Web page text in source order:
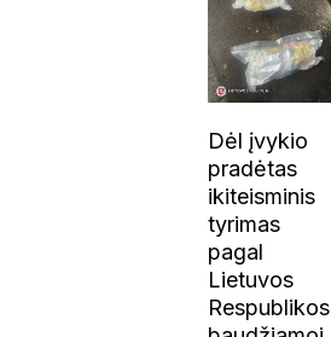
Dėl įvykio
pradėtas
ikiteisminis
tyrimas
pagal
Lietuvos
Respublikos